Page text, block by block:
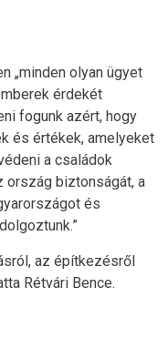
„minden olyan ügyet
érdekét
fogunk azért, hogy
és értékek, amelyeket
a családok
ország biztonságát, a
és
az építkezésről
Rétvári Bence.